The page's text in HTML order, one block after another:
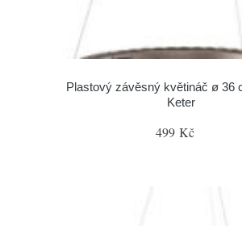
Plastový závěsný květináč ø 36
Keter
499 Kč